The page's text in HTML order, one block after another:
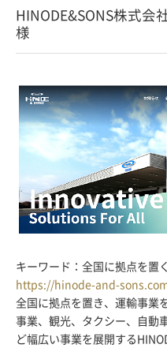
HINODE&SONS株式会
様
キーワード：全国に拠点を置
https://hinode-and-
全国に拠点を置き、運輸事業
事業、観光、タクシー、自動
ど幅広い事業を展開する